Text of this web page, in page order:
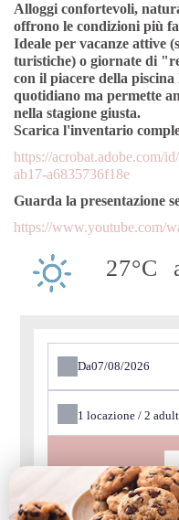
Alloggi confortevoli,
offrono le condizioni più
Ideale per vacanze attive
turistiche) o giornate di
con il piacere della piscina
quotidiano ma permette
nella stagione giusta.
Scarica l'inventario
https://acrobat.adobe.com/
ab17-a6835736f18e
Guarda la presentazione
https://www.youtube.com/
27°C
Da
1locazione /2
Prenotazione Sicura al 100%,